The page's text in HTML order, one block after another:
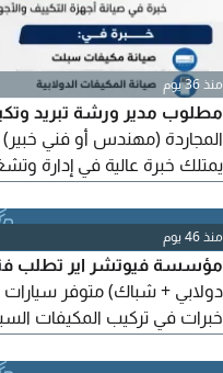
منذ 36 يوم
مطلوب مدير ورشة تبريد
المجاردة (مهندس أو فني
يمتلك خبرة عالية في إدارة
دولاب - شباك - سبليت -
منذ 46 يوم
مؤسسة فيوتشر اير تطلب
دولابي + شباك) متوفر
خبرات في تركيب المكيفات